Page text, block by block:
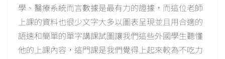
學、醫療系統而言數據是最有力的證據，而這位老師
上課的資料也很少文字大多以圖表呈現並且用合適的
語速和簡單的單字講課試圖讓我們這些外國學生聽懂
他的上課內容，這門課是我們覺得上起來較為不吃力